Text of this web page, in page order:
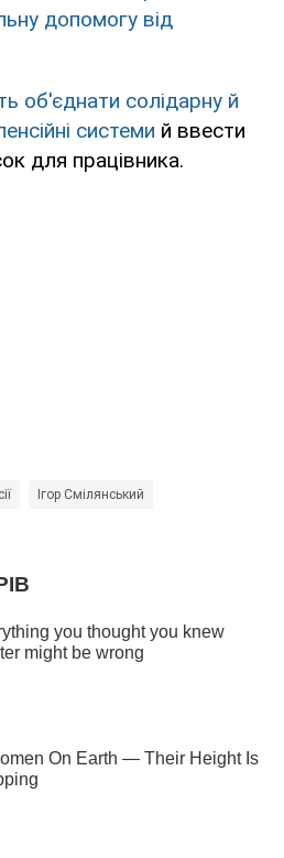
допомогу від
об'єднати солідарну й
системи й ввести
для працівника.
Ігор Смілянський